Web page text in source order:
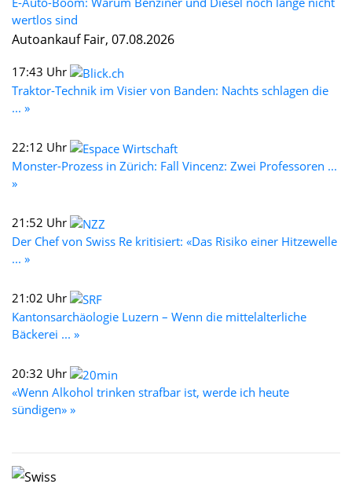
wertlos sind
Autoankauf Fair, 07.08.2026
17:43 Uhr
Traktor-Technik im Visier von Banden: Nachts schlagen die
... »
22:12 Uhr
Monster-Prozess in Zürich: Fall Vincenz: Zwei Professoren ...
»
21:52 Uhr
Der Chef von Swiss Re kritisiert: «Das Risiko einer Hitzewelle
... »
21:02 Uhr
Kantonsarchäologie Luzern – Wenn die mittelalterliche
Bäckerei ... »
20:32 Uhr
«Wenn Alkohol trinken strafbar ist, werde ich heute
sündigen» »